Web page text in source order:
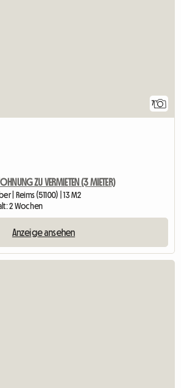
7
ZU VERMIETEN (3 MIETER)
| Reims (51100) | 13 M2
2 Wochen
Anzeige ansehen